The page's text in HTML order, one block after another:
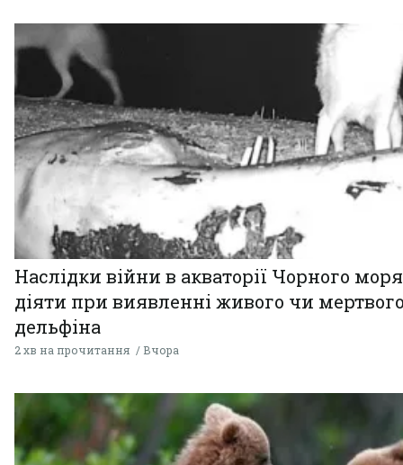
Наслідки війни в акваторії Чорного
діяти при виявленні живого чи
дельфіна
2 хв на прочитання Вчора